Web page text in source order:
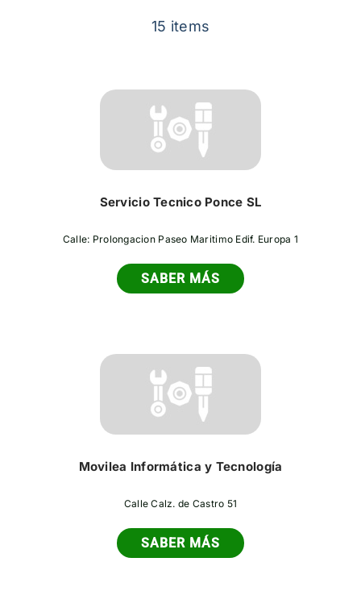
15 items
Servicio Tecnico Ponce SL
Calle: Prolongacion Paseo Maritimo Edif. Europa 1
SABER MÁS
Movilea Informática y Tecnología
Calle Calz. de Castro 51
SABER MÁS